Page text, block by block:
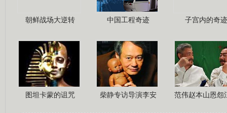
朝鲜战场大逆转 中国工程奇迹 子宫内的奇迹
图坦卡蒙的诅咒 柴静专访导演李安 范伟赵本山恩怨